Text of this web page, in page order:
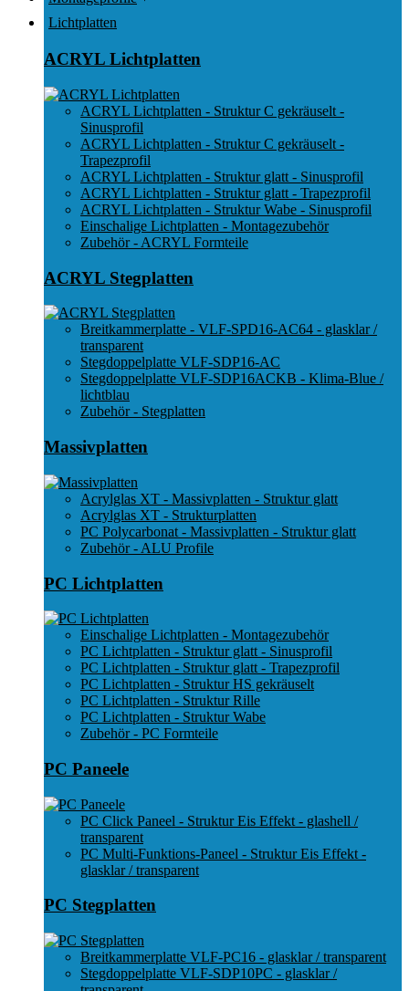
Lichtplatten
ACRYL Lichtplatten
ACRYL Lichtplatten - Struktur C gekräuselt -
Sinusprofil
ACRYL Lichtplatten - Struktur C gekräuselt -
Trapezprofil
ACRYL Lichtplatten - Struktur glatt - Sinusprofil
ACRYL Lichtplatten - Struktur glatt - Trapezprofil
ACRYL Lichtplatten - Struktur Wabe - Sinusprofil
Einschalige Lichtplatten - Montagezubehör
Zubehör - ACRYL Formteile
ACRYL Stegplatten
Breitkammerplatte - VLF-SPD16-AC64 - glasklar /
transparent
Stegdoppelplatte VLF-SDP16-AC
Stegdoppelplatte VLF-SDP16ACKB - Klima-Blue /
lichtblau
Zubehör - Stegplatten
Massivplatten
Acrylglas XT - Massivplatten - Struktur glatt
Acrylglas XT - Strukturplatten
PC Polycarbonat - Massivplatten - Struktur glatt
Zubehör - ALU Profile
PC Lichtplatten
Einschalige Lichtplatten - Montagezubehör
PC Lichtplatten - Struktur glatt - Sinusprofil
PC Lichtplatten - Struktur glatt - Trapezprofil
PC Lichtplatten - Struktur HS gekräuselt
PC Lichtplatten - Struktur Rille
PC Lichtplatten - Struktur Wabe
Zubehör - PC Formteile
PC Paneele
PC Click Paneel - Struktur Eis Effekt - glashell /
transparent
PC Multi-Funktions-Paneel - Struktur Eis Effekt -
glasklar / transparent
PC Stegplatten
Breitkammerplatte VLF-PC16 - glasklar / transparent
Stegdoppelplatte VLF-SDP10PC - glasklar /